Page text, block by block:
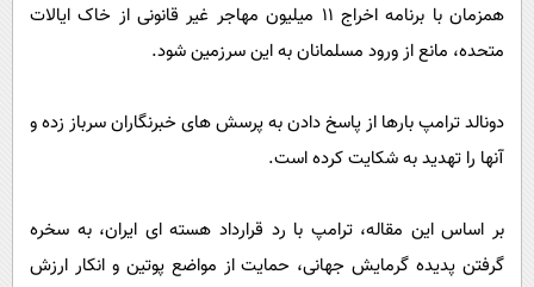
همزمان با برنامه اخراج 11 میلیون مهاجر غیر قانونی از خاک ایالات
متحده، مانع از ورود مسلمانان به این سرزمین شود.
دونالد ترامپ بارها از پاسخ دادن به پرسش های خبرنگاران سرباز زده و
آنها را تهدید به شکایت کرده است.
بر اساس این مقاله، ترامپ با رد قرارداد هسته ای ایران، به سخره
گرفتن پدیده گرمایش جهانی، حمایت از مواضع پوتین و انکار ارزش